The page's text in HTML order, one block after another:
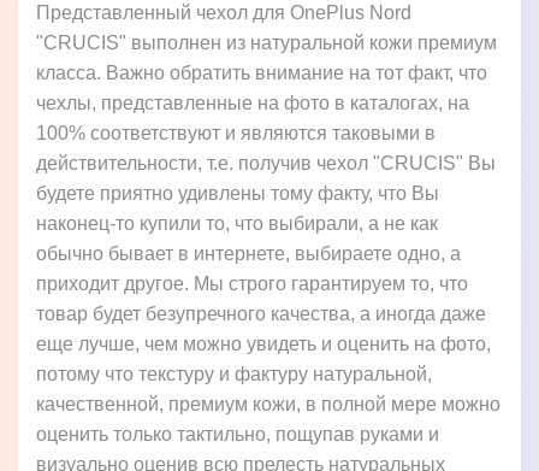
Представленный чехол для OnePlus Nord
"CRUCIS" выполнен из натуральной кожи премиум
класса. Важно обратить внимание на тот факт, что
чехлы, представленные на фото в каталогах, на
100% соответствуют и являются таковыми в
действительности, т.е. получив чехол "CRUCIS" Вы
будете приятно удивлены тому факту, что Вы
наконец-то купили то, что выбирали, а не как
обычно бывает в интернете, выбираете одно, а
приходит другое. Мы строго гарантируем то, что
товар будет безупречного качества, а иногда даже
еще лучше, чем можно увидеть и оценить на фото,
потому что текстуру и фактуру натуральной,
качественной, премиум кожи, в полной мере можно
оценить только тактильно, пощупав руками и
визуально оценив всю прелесть натуральных